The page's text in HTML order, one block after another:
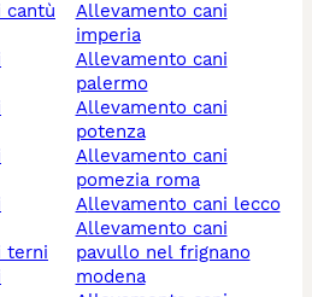
terni
allevamento cani
imperia
allevamento cani
palermo
allevamento cani
potenza
allevamento cani
pomezia roma
allevamento cani lecco
allevamento cani
pavullo nel frignano
modena